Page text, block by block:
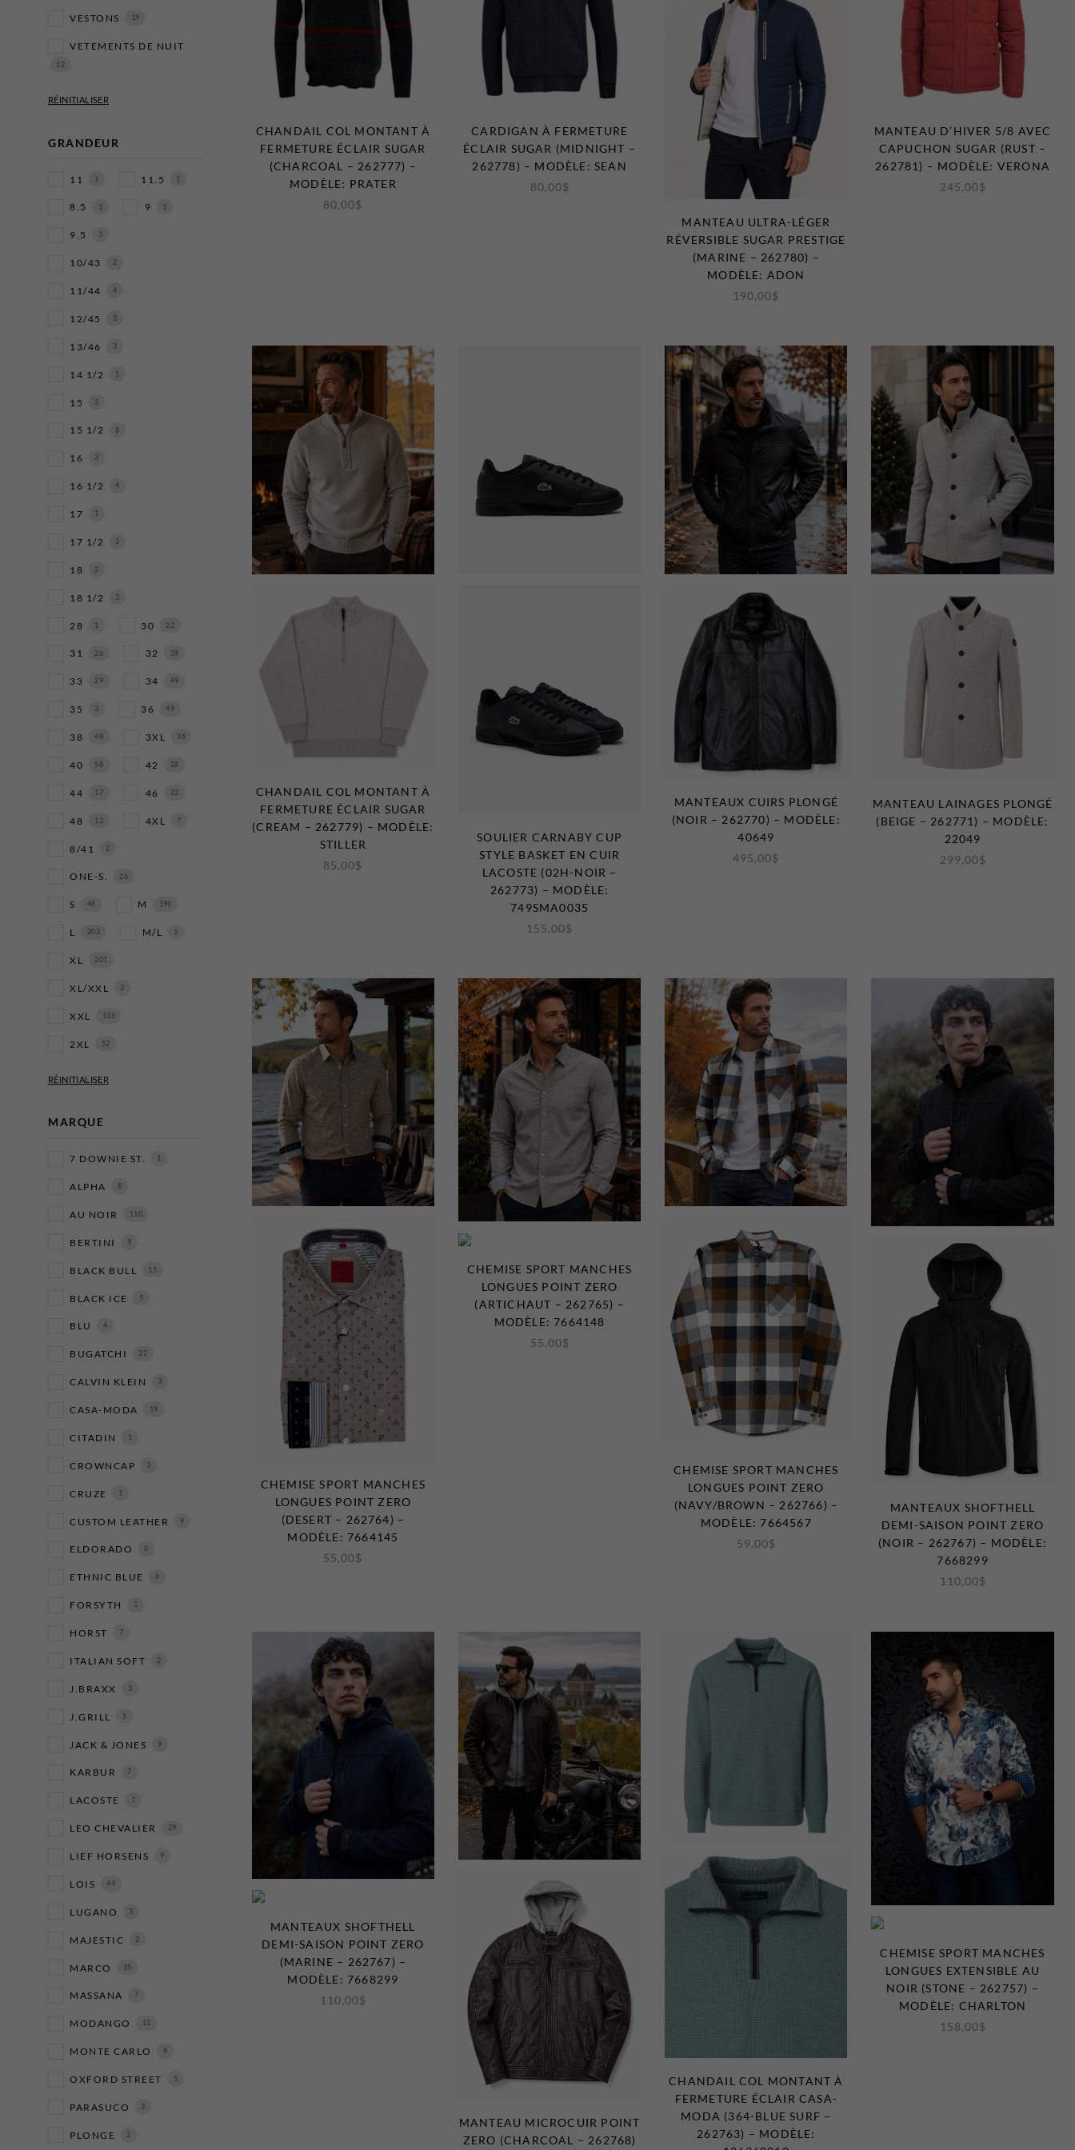
MICROCUIRS
SOFTSHELL 2
4
PANTALONS SPORTS
POLOS MANCHES
LONGUES
T-SHIRTS
VESTONS 19
VETEMENTS DE NUIT
12
1
GRANDEUR
11 1 11.5 1
8.5 1 9 1
9.5 1
10/43 2
11/44 4
12/45 3
13/46 3
14 1/2 5
15 3
15 1/2 8
16 3
16 1/2 4
17 1
17 1/2 3
18 2
18 1/2 3
28 1 30 22
31 26 32 39
33 29 34 49
35 3 36 49
38 48 3XL 36
40 58 42 28
44 17 46 22
48 12 4XL 7
8/41 2
ONE-S. 26
S 48 M 196
L 203 M/L 1
XL 201
XL/XXL 3
XXL 136
2XL 52
MARQUE
7 DOWNIE ST. 1
ALPHA 8
AU NOIR 110
BERTINI 9
BLACK BULL 15
BLACK ICE 5
BLU 4
BUGATCHI 22
CALVIN KLEIN 3
CASA-MODA 19
CITADIN 1
CROWNCAP 3
CRUZE 1
CUSTOM LEATHER 9
ELDORADO 6
ETHNIC BLUE 6
FORSYTH 1
HORST 7
ITALIAN SOFT 2
J.BRAXX 3
J.GRILL 5
JACK & JONES 9
KARBUR 7
LACOSTE 1
LEO CHEVALIER 29
LIEF HORSENS 9
LOIS 44
LUGANO 3
MAJESTIC 2
MARCO 35
MASSANA 7
MODANGO 11
MONTE CARLO 8
OXFORD STREET 5
PARASUCO 3
PLONGE 2
CHANDAIL COL MONTANT À
FERMETURE ÉCLAIR SUGAR
(CHARCOAL – 262777) –
MODÈLE: PRATER
80,00$
CARDIGAN À FERMETURE
ÉCLAIR SUGAR (MIDNIGHT –
262778) – MODÈLE: SEAN
80,00$
MANTEAU ULTRA-LÉGER
RÉVERSIBLE SUGAR PRESTIGE
(MARINE – 262780) –
MODÈLE: ADON
190,00$
MANTEAU D’HIVER 5/8 AVEC
CAPUCHON SUGAR (RUST –
262781) – MODÈLE: VERONA
245,00$
CHANDAIL COL MONTANT À
FERMETURE ÉCLAIR SUGAR
(CREAM – 262779) – MODÈLE:
STILLER
85,00$
SOULIER CARNABY CUP
STYLE BASKET EN CUIR
LACOSTE (02H-NOIR –
262773) – MODÈLE:
749SMA0035
155,00$
MANTEAUX CUIRS PLONGÉ
(NOIR – 262770) – MODÈLE:
40649
495,00$
MANTEAU LAINAGES PLONGÉ
(BEIGE – 262771) – MODÈLE:
22049
299,00$
CHEMISE SPORT MANCHES
LONGUES POINT ZERO
(DESERT – 262764) –
MODÈLE: 7664145
55,00$
CHEMISE SPORT MANCHES
LONGUES POINT ZERO
(ARTICHAUT – 262765) –
MODÈLE: 7664148
55,00$
CHEMISE SPORT MANCHES
LONGUES POINT ZERO
(NAVY/BROWN – 262766) –
MODÈLE: 7664567
59,00$
MANTEAUX SHOFTHELL
DEMI-SAISON POINT ZERO
(NOIR – 262767) – MODÈLE:
7668299
110,00$
MANTEAUX SHOFTHELL
DEMI-SAISON POINT ZERO
(MARINE – 262767) –
MODÈLE: 7668299
110,00$
MANTEAU MICROCUIR POINT
ZERO (CHARCOAL – 262768)
CHANDAIL COL MONTANT À
FERMETURE ÉCLAIR CASA-
MODA (364-BLUE SURF –
262763) – MODÈLE:
CHEMISE SPORT MANCHES
LONGUES EXTENSIBLE AU
NOIR (STONE – 262757) –
MODÈLE: CHARLTON
158,00$